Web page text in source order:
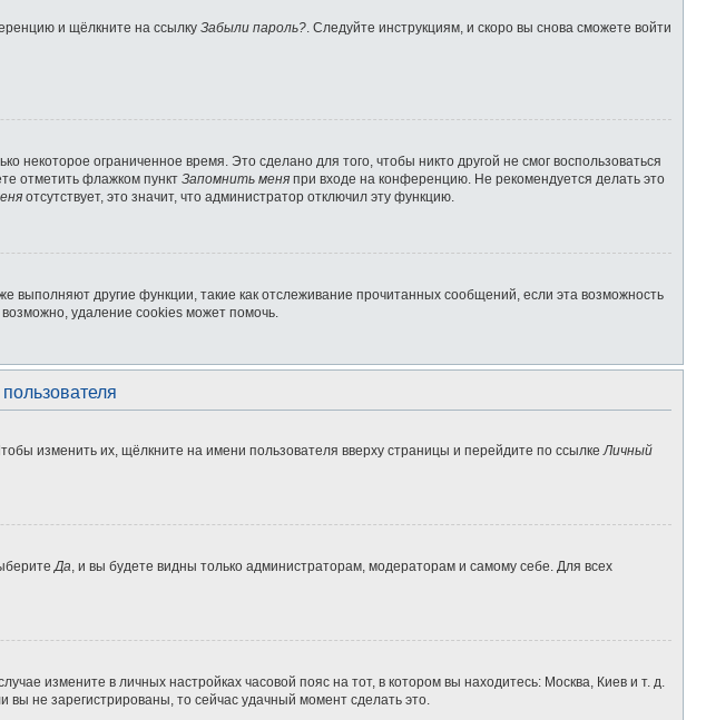
и щёлкните на ссылку Забыли пароль? . Следуйте инструкциям, и скоро вы снова сможете войти
некоторое ограниченное время. Это сделано для того, чтобы никто другой не смог воспользоваться
отметить флажком пункт Запомнить меня при входе на конференцию. Не рекомендуется делать это
отсутствует, это значит, что администратор отключил эту функцию.
другие функции, такие как отслеживание прочитанных сообщений, если эта возможность
удаление cookies может помочь.
изменить их, щёлкните на имени пользователя вверху страницы и перейдите по ссылке Личный
Да , и вы будете видны только администраторам, модераторам и самому себе. Для всех
измените в личных настройках часовой пояс на тот, в котором вы находитесь: Москва, Киев и т. д.
вы не зарегистрированы, то сейчас удачный момент сделать это.